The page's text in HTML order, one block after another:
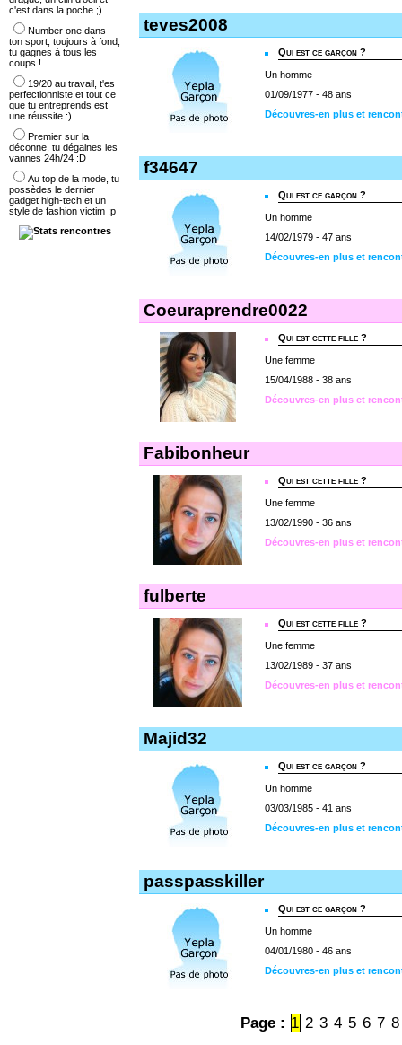
teves2008
Qui est ce garçon ?
Un homme
01/09/1977 - 48 ans
Découvres-en plus et
f34647
Qui est ce garçon ?
Un homme
14/02/1979 - 47 ans
Découvres-en plus et
Coeuraprendre0022
Qui est cette fille ?
Une femme
15/04/1988 - 38 ans
Découvres-en plus et
Fabibonheur
Qui est cette fille ?
Une femme
13/02/1990 - 36 ans
Découvres-en plus et
fulberte
Qui est cette fille ?
Une femme
13/02/1989 - 37 ans
Découvres-en plus et
Majid32
Qui est ce garçon ?
Un homme
03/03/1985 - 41 ans
Découvres-en plus et
passpasskiller
Qui est ce garçon ?
Un homme
04/01/1980 - 46 ans
Découvres-en plus et
Page : 1 2 3 4 5 6 7 8
c'est dans la poche ;)
Number one dans
ton sport, toujours à fond,
tu gagnes à tous les
coups !
19/20 au travail, t'es
perfectionniste et tout ce
que tu entreprends est
une réussite :)
Premier sur la
déconne, tu dégaines les
vannes 24h/24 :D
Au top de la mode, tu
possèdes le dernier
gadget high-tech et un
style de fashion victim :p